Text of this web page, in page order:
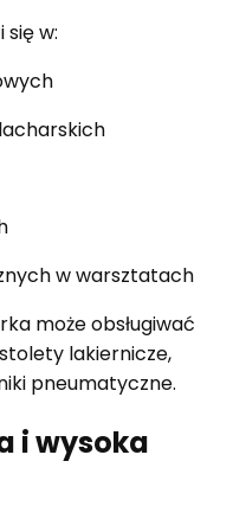
w:
w warsztatach
może obsługiwać
lakiernicze,
pneumatyczne.
i wysoka